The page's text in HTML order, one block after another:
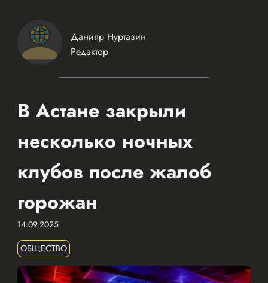
Данияр Нуртазин
Редактор
В Астане закрыли
несколько ночных
клубов после жалоб
горожан
14.09.2025
ОБЩЕСТВО